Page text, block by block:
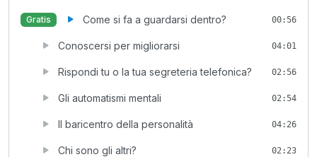
Gratis Come si fa a guardarsi dentro? 00:56
Conoscersi per migliorarsi 04:01
Rispondi tu o la tua segreteria telefonica? 02:56
Gli automatismi mentali 02:54
Il baricentro della personalità 04:26
Chi sono gli altri? 02:23